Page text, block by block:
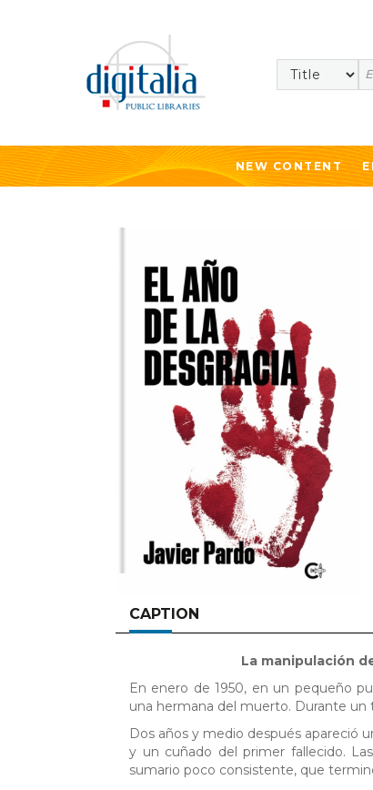
NEW CONTENT
CAPTION
La manipulación
En enero de 1950, en un pequeño
una hermana del muerto. Durante
Dos años y medio después apareció
y un cuñado del primer fallecido.
sumario poco consistente, que